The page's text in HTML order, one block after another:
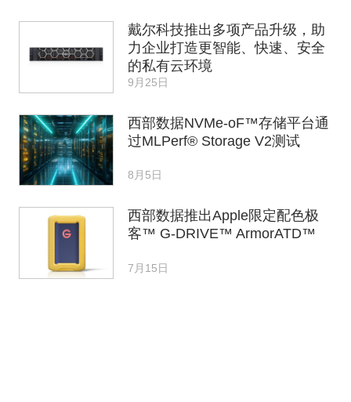
戴尔科技推出多项产品升级，助
力企业打造更智能、快速、安全
的私有云环境
9月25日
西部数据NVMe-oF™存储平台通
过MLPerf® Storage V2测试
8月5日
西部数据推出Apple限定配色极
客™ G-DRIVE™ ArmorATD™
7月15日